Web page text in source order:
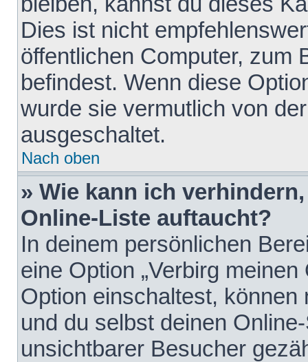
Dies ist nicht
öffentlichen Computer, zum
befindest. Wenn diese
wurde sie vermutlich von
ausgeschaltet.
Nach oben
» Wie kann ich
Online-Liste auftaucht?
In deinem persönlichen
eine Option „Verbirg
Option einschaltest,
und du selbst deinen
unsichtbarer Besucher